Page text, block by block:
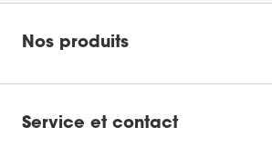
Nos produits
Service et contact